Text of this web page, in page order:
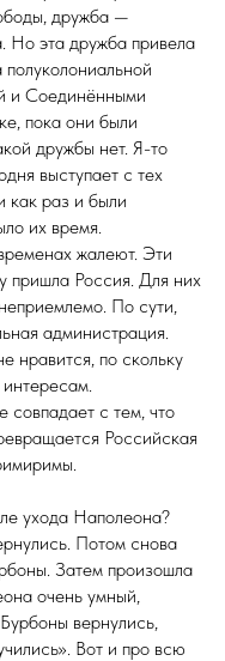
дружба —
эта дружба привела
и Соединёнными
пока они были
дружбы нет. Я-то
выступает с тех
как раз и были
их время.
жалеют. Эти
пришла Россия. Для них
По сути,
администрация.
нравится, по скольку
с тем, что
Российская
ухода Наполеона?
Потом снова
Затем произошла
очень умный,
вернулись,
Вот и про всю